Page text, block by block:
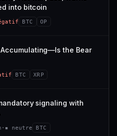
VAR. 30 J
%), volume 24 h atone
4,7 M$
−1,9 %
#93
into bitcoin
BTC OP
Accumulating—Is the Bear
BTC XRP
signaling with
· ▪ neutre BTC